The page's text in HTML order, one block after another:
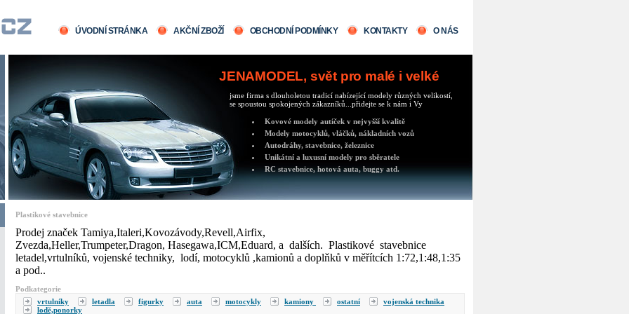
ÚVODNÍ STRÁNKA AKČNÍ ZBOŽÍ OBCHODNÍ PODMÍNKY KONTAKTY O NÁS
JENAMODEL, svět pro malé i velké
jsme firma s dlouholetou tradicí nabízející modely různých velikostí,
se spoustou spokojených zákazníků...přidejte se k nám i Vy
Kovové modely autíček v nejvyšší kvalitě
Modely motocyklů, vláčků, nákladních vozů
Autodráhy, stavebnice, železnice
Unikátní a luxusní modely pro sběratele
RC stavebnice, hotová auta, buggy atd.
Plastikové stavebnice
Prodej značek Tamiya,Italeri,Kovozávody,Revell,Airfix,
Zvezda,Heller,Trumpeter,Dragon, Hasegawa,ICM,Eduard, a dalších. Plastikové stavebnice
letadel,vrtulníků, vojenské techniky, lodí, motocyklů ,kamionů a doplňků v měřítcích 1:72,1:48,1:35
a pod..
Podkategorie
vrtulníky
letadla figurky auta motocykly kamiony ostatní
vojenská technika
lodě,ponorky